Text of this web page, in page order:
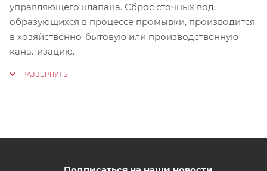
управляющего клапана. Сброс сточных вод,
образующихся в процессе промывки, производится
в хозяйственно-бытовую или производственную
канализацию.